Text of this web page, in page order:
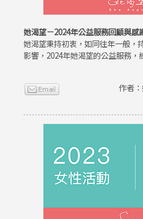
她渴望－2024年公益服務回顧與感
她渴望秉持初衷，如同往年一般，
影響，2024年她渴望的公益服務，
作者